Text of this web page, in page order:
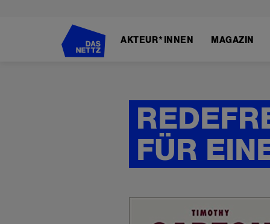
AKTEUR*INNEN MAGAZIN
FÜR